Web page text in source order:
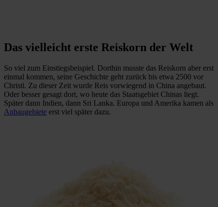
Das vielleicht erste Reiskorn der Welt
So viel zum Einstiegsbeispiel. Dorthin musste das Reiskorn aber erst
einmal kommen, seine Geschichte geht zurück bis etwa 2500 vor
Christi. Zu dieser Zeit wurde Reis vorwiegend in China angebaut.
Oder besser gesagt dort, wo heute das Staatsgebiet Chinas liegt.
Später dann Indien, dann Sri Lanka. Europa und Amerika kamen als
Anbaugebiete erst viel später dazu.